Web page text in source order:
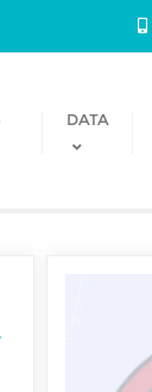
DATA